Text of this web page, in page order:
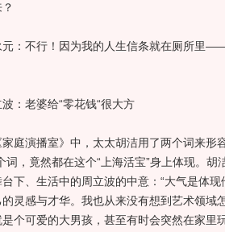
不行！因为我的人生信条就在厕所里——
老婆给“零花钱“很大方
演播室》中，太太胡洁用了两个词来形容
词，竟然都在这个“上海活宝”身上体现。
台下、生活中的周立波的中意：“大气是体
灵感与才华。我也从来没有想到艺术领域
个可爱的大男孩，甚至有时会突然在家里